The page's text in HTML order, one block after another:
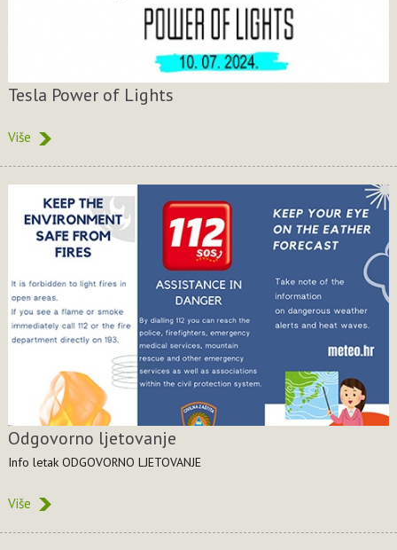
Tesla Power of Lights
Više
Odgovorno ljetovanje
Info letak ODGOVORNO LJETOVANJE
Više